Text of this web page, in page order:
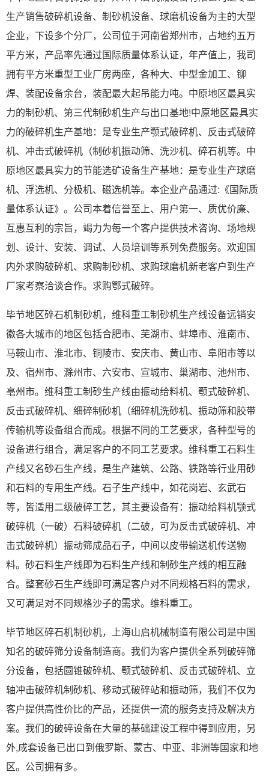
生产销售破碎机设备、制砂机设备、球磨机设备为主的大型
企业，下设多个分厂，公司位于河南省郑州市，占地约五万
平方米，产品率先通过国际质量体系认证，年产值上，我司
拥有平方米重型工业厂房两座，各种大、中型金加工、铆
焊、装配设备余台，装配最大起吊能力吨。中原地区最具实
力的制砂机、第三代制砂机生产与出口基地!中原地区最具实
力的破碎机生产基地：是专业生产颚式破碎机、反击式破碎
机、冲击式破碎机（制砂机振动筛、洗沙机、碎石机等。中
原地区最具实力的节能选矿设备生产基地：是专业生产球磨
机、浮选机、分极机、磁选机等。本企业产品通过:《国际质
量体系认证》。公司本着信誉至上、用户第一、质优价廉、
互惠互利的宗旨，竭力为每一个客户提供技术咨询、场地规
划、设计、安装、调试、人员培训等系列免费服务。欢迎国
内外求购破碎机、求购制砂机、求购球磨机新老客户到生产
厂家考察洽谈合作。求购鄂式破碎。
毕节地区碎石机制砂机，维科重工制砂机生产线设备远销安
徽各大城市的地区包括合肥市、芜湖市、蚌埠市、淮南市、
马鞍山市、淮北市、铜陵市、安庆市、黄山市、阜阳市等以
及、宿州市、滁州市、六安市、宣城市、巢湖市、池州市、
亳州市。维科重工制砂生产线由振动给料机、颚式破碎机、
反击式破碎机、细碎制砂机（细碎机洗砂机、振动筛和胶带
传输机等设备组合而成。根据不同的工艺要求，各种型号的
设备进行组合，满足客户的不同工艺要求。维科重工石料生
产线又名砂石生产线，是生产建筑、公路、铁路等行业用砂
和石料的专用生产线。石子生产线中，如花岗岩、玄武石
等，皆适用二级破碎工艺，其主要设备有：振动给料机颚式
破碎机（一破）石料破碎机（二破，可为反击式破碎机、冲
击式破碎机）振动筛成品石子，中间以皮带输送机传送物
料。砂石料生产线即为石料生产线和制砂生产线的相互融
合。整套砂石生产线即可满足客户对不同规格石料的需求，
又可满足对不同规格沙子的需求。维科重工。
毕节地区碎石机制砂机，上海山启机械制造有限公司是中国
知名的破碎筛分设备制造商。我们为客户提供全系列破碎筛
分设备，包括圆锥破碎机、颚式破碎机、反击式破碎机、立
轴冲击破碎机制砂机、移动式破碎站和振动筛，我们不仅为
客户提供高性价比的产品，还提供一流的服务支持及解决方
案。我们的破碎设备在大量的基础建设工程中得到应用，另
外,成套设备已出口到俄罗斯、蒙古、中亚、非洲等国家和地
区。公司拥有多。